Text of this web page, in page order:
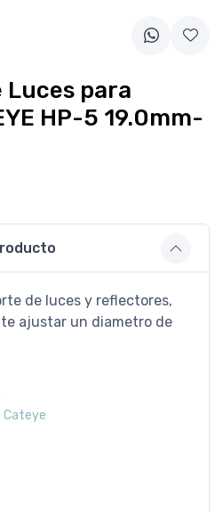
Luces para
HP-5 19.0mm-
de luces y reflectores,
ajustar un diametro de
Cateye